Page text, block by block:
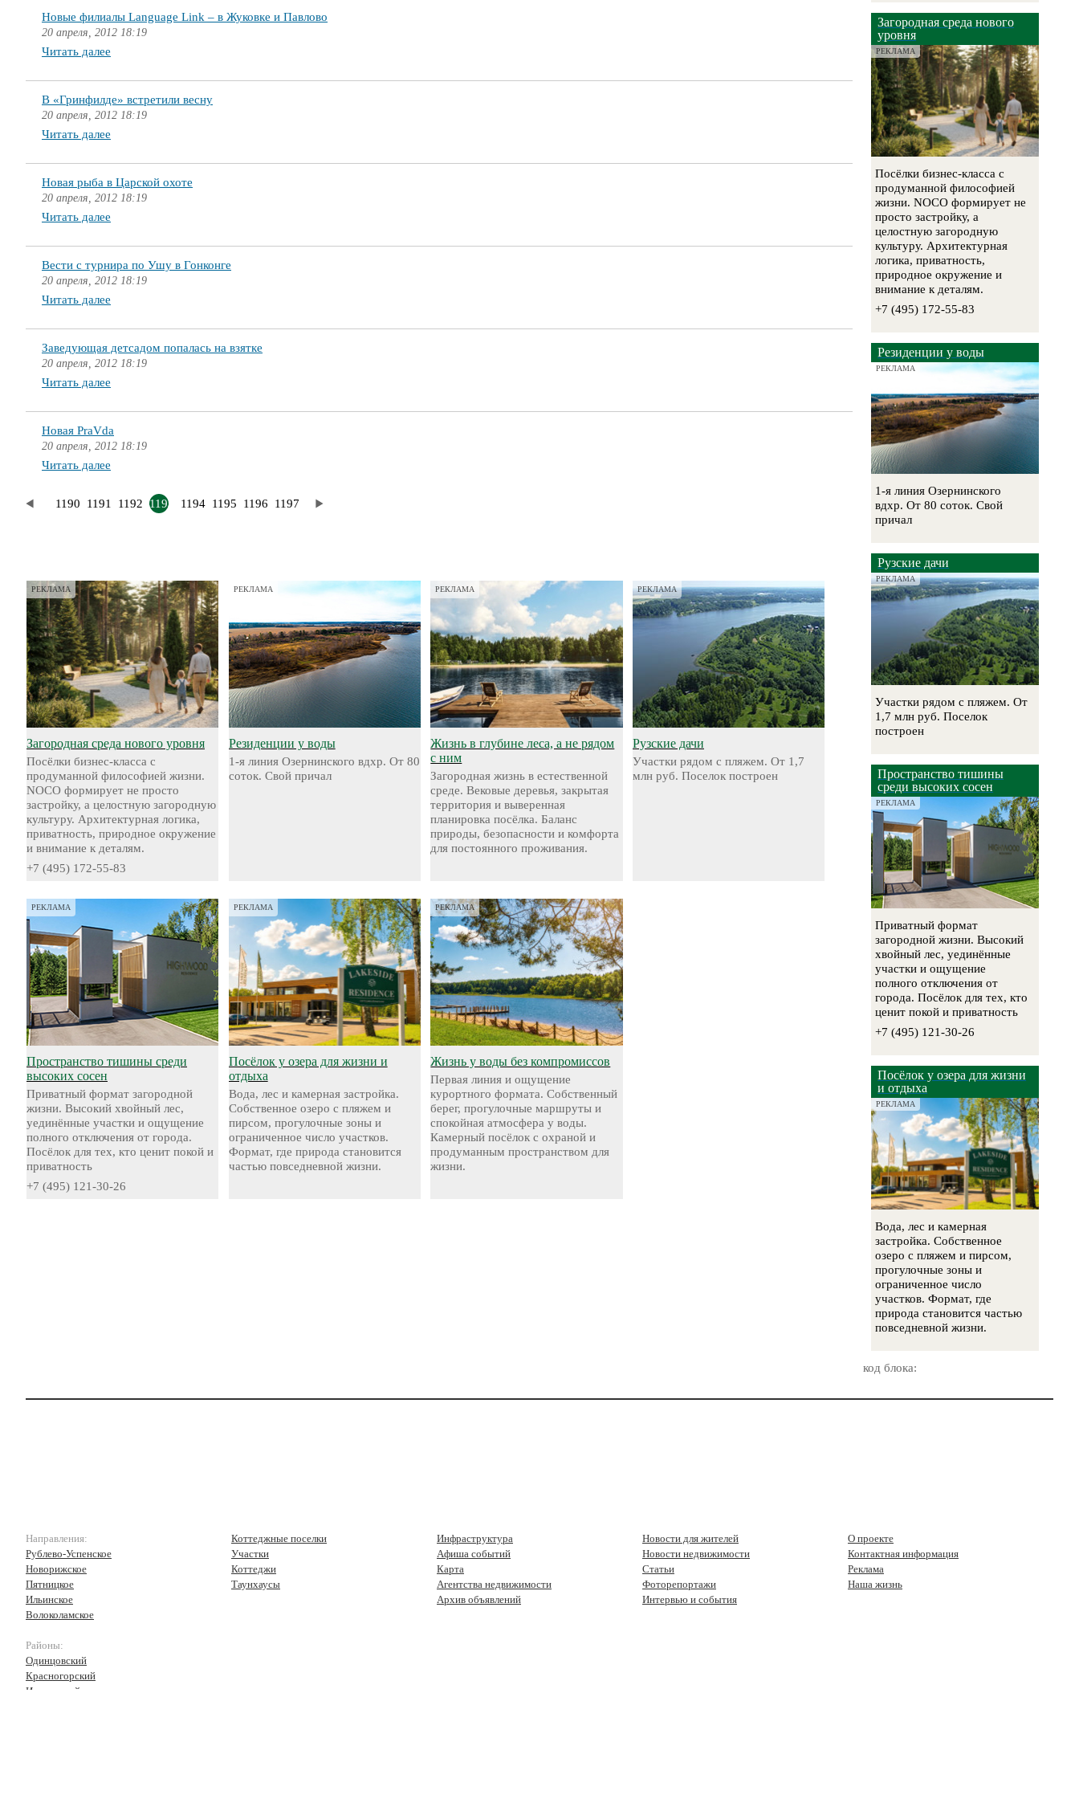
Новые филиалы Language Link – в Жуковке и Павлово
20 апреля, 2012 18:19
Читать далее
В «Гринфилде» встретили весну
20 апреля, 2012 18:19
Читать далее
Новая рыба в Царской охоте
20 апреля, 2012 18:19
Читать далее
Вести с турнира по Ушу в Гонконге
20 апреля, 2012 18:19
Читать далее
Заведующая детсадом попалась на взятке
20 апреля, 2012 18:19
Читать далее
Новая PraVda
20 апреля, 2012 18:19
Читать далее
1190 1191 1192 1193 1194 1195 1196 1197
РЕКЛАМА
Загородная среда нового уровня
Посёлки бизнес-класса с
продуманной философией жизни.
NOCO формирует не просто
застройку, а целостную загородную
культуру. Архитектурная логика,
приватность, природное окружение
и внимание к деталям.
+7 (495) 172-55-83
РЕКЛАМА
Резиденции у воды
1-я линия Озернинского вдхр. От 80
соток. Свой причал
РЕКЛАМА
Жизнь в глубине леса, а не рядом
с ним
Загородная жизнь в естественной
среде. Вековые деревья, закрытая
территория и выверенная
планировка посёлка. Баланс
природы, безопасности и комфорта
для постоянного проживания.
РЕКЛАМА
Рузские дачи
Участки рядом с пляжем. От 1,7
млн руб. Поселок построен
РЕКЛАМА
Пространство тишины среди
высоких сосен
Приватный формат загородной
жизни. Высокий хвойный лес,
уединённые участки и ощущение
полного отключения от города.
Посёлок для тех, кто ценит покой и
приватность
+7 (495) 121-30-26
РЕКЛАМА
Посёлок у озера для жизни и
отдыха
Вода, лес и камерная застройка.
Собственное озеро с пляжем и
пирсом, прогулочные зоны и
ограниченное число участков.
Формат, где природа становится
частью повседневной жизни.
РЕКЛАМА
Жизнь у воды без компромиссов
Первая линия и ощущение
курортного формата. Собственный
берег, прогулочные маршруты и
спокойная атмосфера у воды.
Камерный посёлок с охраной и
продуманным пространством для
жизни.
Загородная среда нового
уровня
РЕКЛАМА
Посёлки бизнес-класса с
продуманной философией
жизни. NOCO формирует не
просто застройку, а
целостную загородную
культуру. Архитектурная
логика, приватность,
природное окружение и
внимание к деталям.
+7 (495) 172-55-83
Резиденции у воды
РЕКЛАМА
1-я линия Озернинского
вдхр. От 80 соток. Свой
причал
Рузские дачи
РЕКЛАМА
Участки рядом с пляжем. От
1,7 млн руб. Поселок
построен
Пространство тишины
среди высоких сосен
РЕКЛАМА
Приватный формат
загородной жизни. Высокий
хвойный лес, уединённые
участки и ощущение
полного отключения от
города. Посёлок для тех, кто
ценит покой и приватность
+7 (495) 121-30-26
Посёлок у озера для жизни
и отдыха
РЕКЛАМА
Вода, лес и камерная
застройка. Собственное
озеро с пляжем и пирсом,
прогулочные зоны и
ограниченное число
участков. Формат, где
природа становится частью
повседневной жизни.
код блока:
Направления:
Рублево-Успенское
Новорижское
Пятницкое
Ильинское
Волоколамское
Районы:
Одинцовский
Красногорский
Истринский
Коттеджные поселки
Участки
Коттеджи
Таунхаусы
Инфраструктура
Афиша событий
Карта
Агентства недвижимости
Архив объявлений
Новости для жителей
Новости недвижимости
Статьи
Фоторепортажи
Интервью и события
О проекте
Контактная информация
Реклама
Наша жизнь